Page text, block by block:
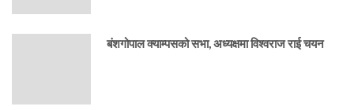
बंशगोपाल क्याम्पसको सभा, अध्यक्षमा विश्वराज राई चयन